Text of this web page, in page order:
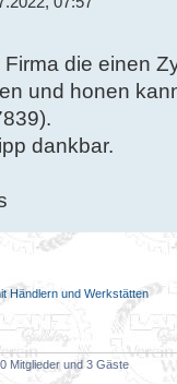
die einen
und honen
dankbar.
Händlern und Werkstätten
Mitglieder und 3 Gäste